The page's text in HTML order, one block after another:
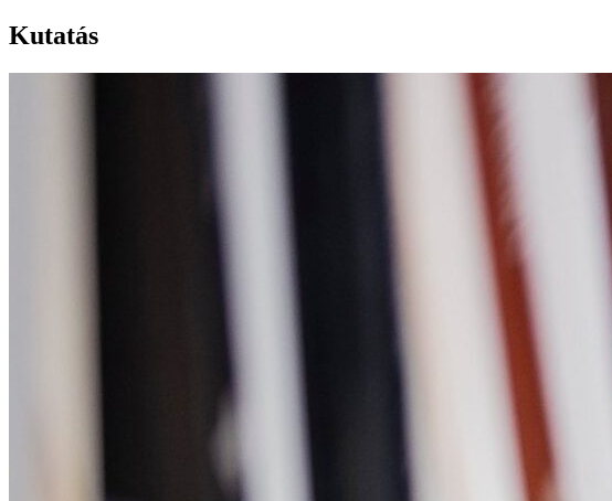
Kutatás